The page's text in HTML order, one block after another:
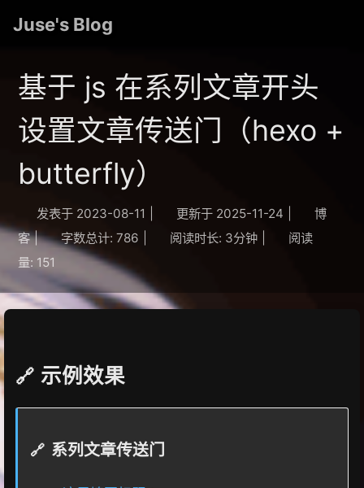
Juse's Blog
基于 js 在系列文章开头
设置文章传送门（hexo +
butterfly）
发表于 2023-08-11 更新于 2025-11-24
博
客 | 字数总计: 786 阅读时长: 3分钟
阅读
量: 151
示例效果
系列文章传送门